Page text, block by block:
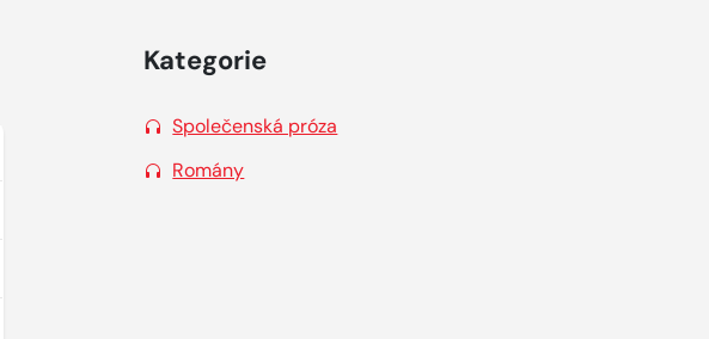
Kategorie
Společenská próza
Romány